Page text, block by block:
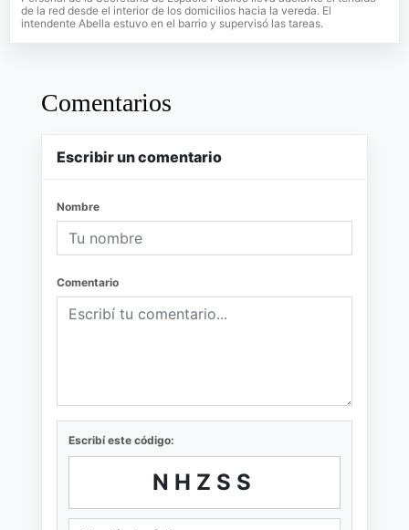
de la red desde el interior de los domicilios hacia la vereda. El
intendente Abella estuvo en el barrio y supervisó las tareas.
Comentarios
Escribir un comentario
Nombre
Comentario
Escribí este código:
NHZSS